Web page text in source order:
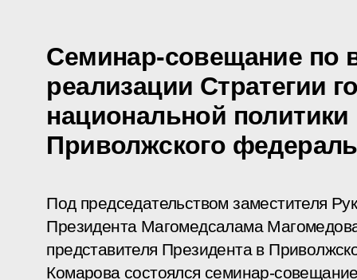
Семинар-совещание по
реализации Стратегии
национальной политики
Приволжского
Под председательством заместителя
Президента Магомедсалама
представителя Президента в
Комарова состоялся семинар-